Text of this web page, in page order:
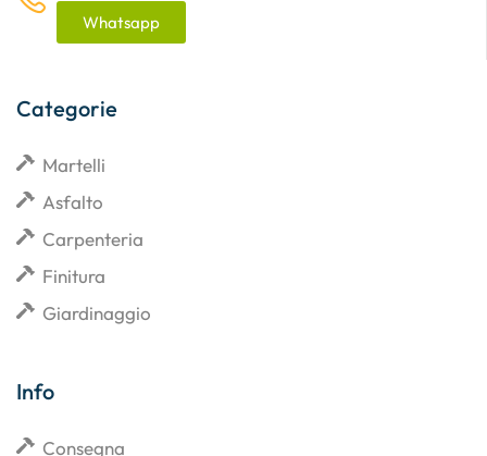
Whatsapp
Categorie
Martelli
Asfalto
Carpenteria
Finitura
Giardinaggio
Info
Consegna